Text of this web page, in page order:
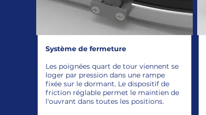
Système de fermeture
Les poignées quart de tour viennent se
loger par pression dans une rampe
fixée sur le dormant. Le dispositif de
friction réglable permet le maintien de
l'ouvrant dans toutes les positions.